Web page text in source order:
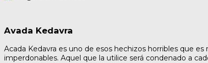
Avada Kedavra
Acada Kedavra es uno de esos hechizos horribles que
imperdonables. Aquel que la utilice será condenado a